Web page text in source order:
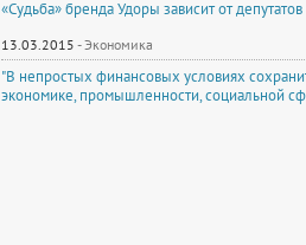
«Судьба» бренда Удоры зависит от
13.03.2015 -Экономика
"В непростых финансовых условиях
экономике, промышленности, социальной